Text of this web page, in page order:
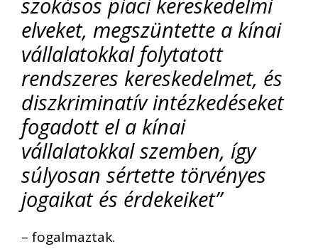
elveket, megszüntette a kínai
vállalatokkal folytatott
rendszeres kereskedelmet, és
diszkriminatív intézkedéseket
fogadott el a kínai
vállalatokkal szemben, így
súlyosan sértette törvényes
jogaikat és érdekeiket”
– fogalmaztak.